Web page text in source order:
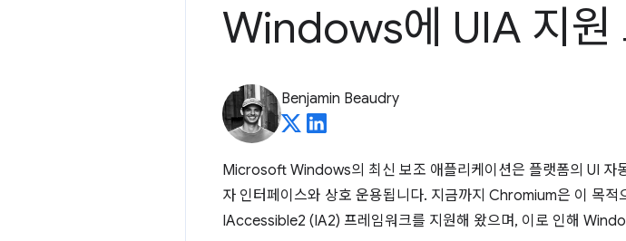
Windows에 UIA 지원
Benjamin Beaudry
Microsoft Windows의 최신 보조 애플리케이션은 플랫폼의 UI 자
자 인터페이스와 상호 운용됩니다. 지금까지 Chromium은 이
IAccessible2 (IA2) 프레임워크를 지원해 왔으며, 이로 인해